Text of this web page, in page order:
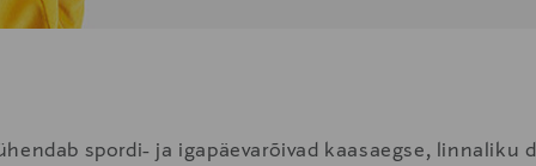
spordi- ja igapäevarõivad kaasaegse, linnaliku